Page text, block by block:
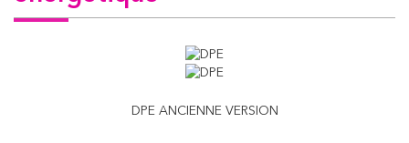
DPE ANCIENNE VERSION